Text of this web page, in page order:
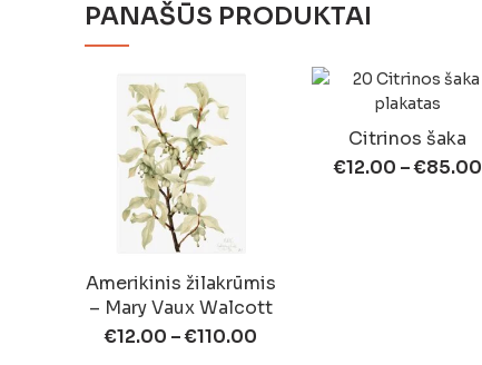
PANAŠŪS PRODUKTAI
Amerikinis žilakrūmis
– Mary Vaux Walcott
€12.00 –€110.00
Citrinos šaka
€12.00 –€85.00